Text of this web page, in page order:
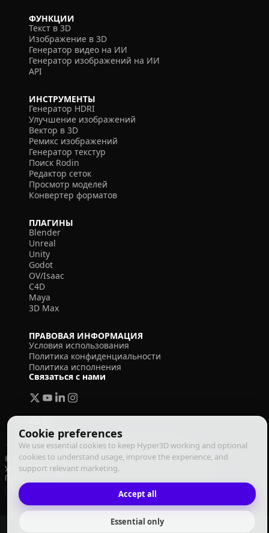
Cookie preferences
We use essential cookies to keep Hyper3D working and optional
cookies to understand usage, improve the experience, and
support relevant marketing.
Accept all
Essential only
ФУНКЦИИ
Текст в 3D
Изображение в 3D
Генератор видео на ИИ
Генератор изображений на ИИ
API
ИНСТРУМЕНТЫ
Генератор HDRI
Улучшение изображений
Вектор в 3D
Ремикс изображений
Генератор текстур
Поиск Rodin
Редактор сеток
Просмотр моделей
Конвертер форматов
ПЛАГИНЫ
Blender
Unreal
Unity
Godot
OV/Isaac
C4D
Maya
3D Max
ПРАВОВАЯ ИНФОРМАЦИЯ
Условия использования
Политика конфиденциальности
Политика исполнения
Связаться с нами
© 2026 Deemos Corporation. Все права защищены
Условия использованияПолитика конфиденциальности
Политика исполнения
Русский